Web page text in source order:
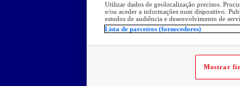
Utilizar dados de geolocalização precisos.
e/ou aceder a informações num dispositivo.
estudos de audiência e desenvolvimento de
Lista de parceiros (fornecedores)
Mostrar